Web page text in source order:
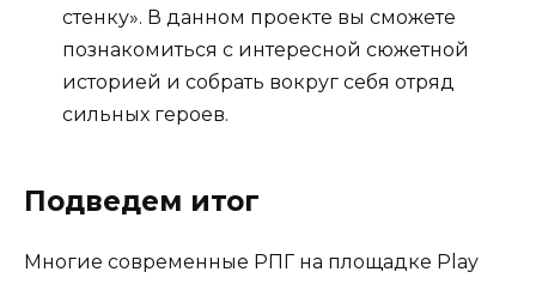
стенку». В данном проекте вы сможете
познакомиться с интересной сюжетной
историей и собрать вокруг себя отряд
сильных героев.
Подведем итог
Многие современные РПГ на площадке Play